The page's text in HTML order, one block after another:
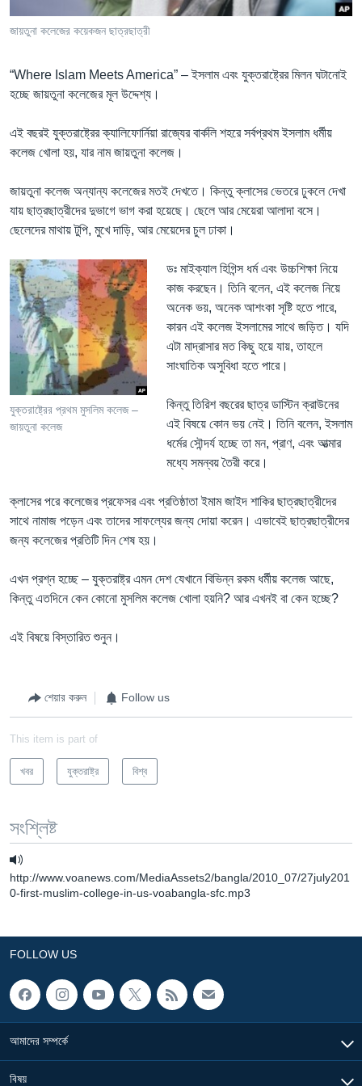
Learning English
FOLLOW US
অন্য ভাষায় ওয়েব সাইট
জায়তুনা কলেজের কয়েকজন ছাত্রছাত্রী
“Where Islam Meets America” – ইসলাম এবং যুক্তরাষ্ট্রের মিলন ঘটানোই
হচ্ছে জায়তুনা কলেজের মূল উদ্দেশ্য।
এই বছরই যুক্তরাষ্ট্রের ক্যালিফোর্নিয়া রাজ্যের বার্কলি শহরে সর্বপ্রথম ইসলাম ধর্মীয়
কলেজ খোলা হয়, যার নাম জায়তুনা কলেজ।
জায়তুনা কলেজ অন্যান্য কলেজের মতই দেখতে। কিন্তু ক্লাসের ভেতরে ঢুকলে দেখা
যায় ছাত্রছাত্রীদের দুভাগে ভাগ করা হয়েছে। ছেলে আর মেয়েরা আলাদা বসে।
ছেলেদের মাথায় টুপি, মুখে দাড়ি, আর মেয়েদের চুল ঢাকা।
যুক্তরাষ্ট্রের প্রথম মুসলিম কলেজ –
জায়তুনা কলেজ
ডঃ মাইক্যাল হিগিন্স ধর্ম এবং উচ্চশিক্ষা নিয়ে
কাজ করছেন। তিনি বলেন, এই কলেজ নিয়ে
অনেক ভয়, অনেক আশংকা সৃষ্টি হতে পারে,
কারন এই কলেজ ইসলামের সাথে জড়িত। যদি
এটা মাদ্রাসার মত কিছু হয়ে যায়, তাহলে
সাংঘাতিক অসুবিধা হতে পারে।
কিন্‌তু তিরিশ বছরের ছাত্র ডাস্টিন ক্রাউনের
এই বিষয়ে কোন ভয় নেই। তিনি বলেন, ইসলাম
ধর্মের সৌন্দর্য হচ্ছে তা মন, প্রাণ, এবং আত্মার
মধ্যে সমন্বয় তৈরী করে।
ক্লাসের পরে কলেজের প্রফেসর এবং প্রতিষ্ঠাতা ইমাম জাইদ শাকির ছাত্রছাত্রীদের
সাথে নামাজ পড়েন এবং তাদের সাফল্যের জন্য দোয়া করেন। এভাবেই ছাত্রছাত্রীদের
জন্য কলেজের প্রতিটি দিন শেষ হয়।
এখন প্রশ্ন হচ্ছে – যুক্তরাষ্ট্র এমন দেশ যেখানে বিভিন্ন রকম ধর্মীয় কলেজ আছে,
কিন্‌তু এতদিনে কেন কোনো মুসলিম কলেজ খোলা হয়নি? আর এখনই বা কেন হচ্ছে?
এই বিষয়ে বিস্তারিত শুনুন।
শেয়ার করুন Follow us
This item is part of
খবর যুক্তরাষ্ট্র বিশ্ব
সংশ্লিষ্ট
http://www.voanews.com/MediaAssets2/bangla/2010_07/27july201
0-first-muslim-college-in-us-voabangla-sfc.mp3
FOLLOW US
আমাদের সম্পর্কে
বিষয়